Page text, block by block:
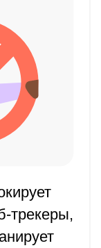
трекеры,